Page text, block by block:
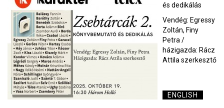
és dedikálás
Vendég: Egressy
Zoltán, Finy
Petra /
házigazda: Rácz
Attila szerkesztő
ENGLISH